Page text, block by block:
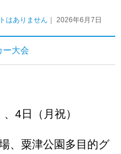
はありません ｜ 2026年6月7日
ー大会
4日（月祝）
、粟津公園多目的グ